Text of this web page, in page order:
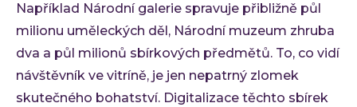
Například Národní galerie spravuje přibližně půl
milionu uměleckých děl, Národní muzeum zhruba
dva a půl milionů sbírkových předmětů. To, co vidí
návštěvník ve vitríně, je jen nepatrný zlomek
skutečného bohatství. Digitalizace těchto sbírek